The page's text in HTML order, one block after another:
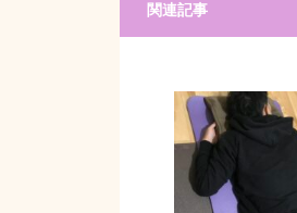
関連記事